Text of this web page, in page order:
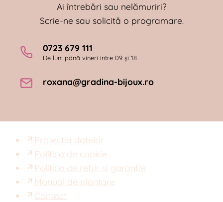
Ai întrebări sau nelămuriri?
Scrie-ne sau solicită o programare.
0723 679 111
De luni până vineri intre 09 și 18
roxana@gradina-bijoux.ro
Protectia datelor
Politica de cookie
Politica de retur si garantie
Manual de plantare
Contact